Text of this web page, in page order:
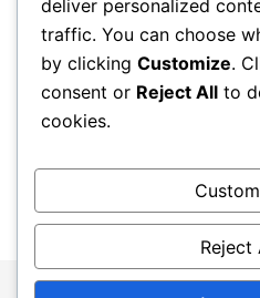
Save my name, email,
browser for the next time
deliver personalized
traffic. You can choose
by clicking Customize.
consent or Reject All to
cookies.
Reject